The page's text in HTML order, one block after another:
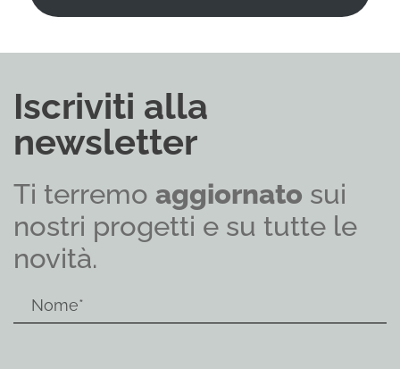
Iscriviti alla
newsletter
Ti terremo aggiornato sui
nostri progetti e su tutte le
novità.